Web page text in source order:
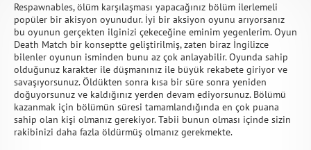
Respawnables, ölüm karşılaşması yapacağınız bölüm ilerlemeli
popüler bir akisyon oyunudur. İyi bir aksiyon oyunu arıyorsanız
bu oyunun gerçekten ilginizi çekeceğine eminim yegenlerim. Oyun
Death Match bir konseptte geliştirilmiş, zaten biraz İngilizce
bilenler oyunun isminden bunu az çok anlayabilir. Oyunda sahip
olduğunuz karakter ile düşmanınız ile büyük rekabete giriyor ve
savaşıyorsunuz. Öldükten sonra kısa bir süre sonra yeniden
doğuyorsunuz ve kaldığınız yerden devam ediyorsunuz. Bölümü
kazanmak için bölümün süresi tamamlandığında en çok puana
sahip olan kişi olmanız gerekiyor. Tabii bunun olması içinde sizin
rakibinizi daha fazla öldürmüş olmanız gerekmekte.